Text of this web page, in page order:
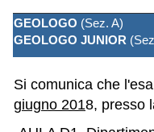
GEOLOGO (Sez. A)
GEOLOGO JUNIOR
Si comunica che
giugno 2018, presso